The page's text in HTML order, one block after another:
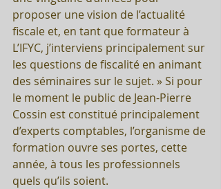
proposer une vision de l’actualité
fiscale et, en tant que formateur à
L’IFYC, j’interviens principalement sur
les questions de fiscalité en animant
des séminaires sur le sujet. » Si pour
le moment le public de Jean-Pierre
Cossin est constitué principalement
d’experts comptables, l’organisme de
formation ouvre ses portes, cette
année, à tous les professionnels
quels qu’ils soient.